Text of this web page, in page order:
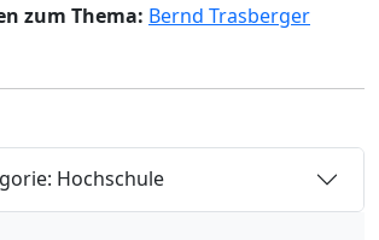
zum Thema: Bernd Trasberger
Hochschule